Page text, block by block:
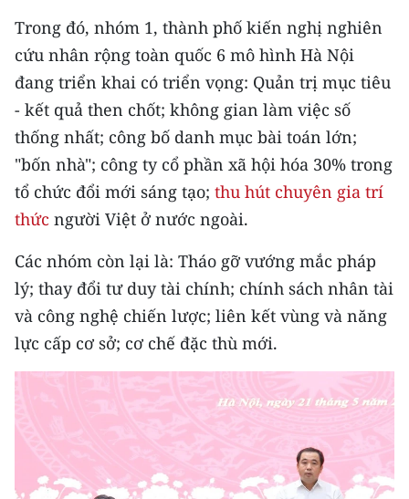
Chuyên trang Hà Nội
Chuyên trang TP. Hồ Chí Minh
CHUYÊN ĐỀ
CÁC CHUYÊN TRANG
VỀ BÁO NHÂN DÂN
NHÂN DÂN CUỐI TUẦN
Trong đó, nhóm 1, thành phố kiến nghị nghiên
cứu nhân rộng toàn quốc 6 mô hình Hà Nội
đang triển khai có triển vọng: Quản trị mục tiêu
- kết quả then chốt; không gian làm việc số
thống nhất; công bố danh mục bài toán lớn;
"bốn nhà"; công ty cổ phần xã hội hóa 30% trong
tổ chức đổi mới sáng tạo; thu hút chuyên gia trí
thức người Việt ở nước ngoài.
Các nhóm còn lại là: Tháo gỡ vướng mắc pháp
lý; thay đổi tư duy tài chính; chính sách nhân tài
và công nghệ chiến lược; liên kết vùng và năng
lực cấp cơ sở; cơ chế đặc thù mới.